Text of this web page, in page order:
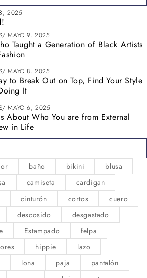
2025
MAYO 9, 2025
Taught a Generation of Black Artists
MAYO 8, 2025
to Break Out on Top, Find Your Style
It
MAYO 6, 2025
About Who You are from External
in Life
baño bikini
blusa
camiseta
cardigan
cinturón cortos
cuero
descosido
desgastado
Estampado
felpa
hippie
lazo
lona paja
pantalón